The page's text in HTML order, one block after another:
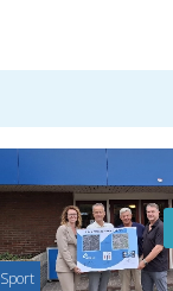
Sport